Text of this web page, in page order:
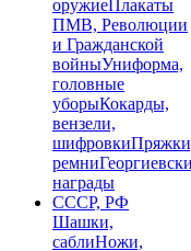
оружиеПлакаты
ПМВ, Революции
и Гражданской
войныУниформа,
головные
уборыКокарды,
вензели,
шифровки
ремни
награды
СССР, РФ
Шашки,
саблиНожи,